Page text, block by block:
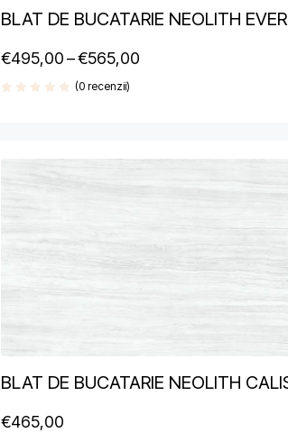
BLAT DE BUCATARIE NEOLITH
€495,00–€565,00
(0 recenzii)
BLAT DE BUCATARIE NEOLITH
€465,00